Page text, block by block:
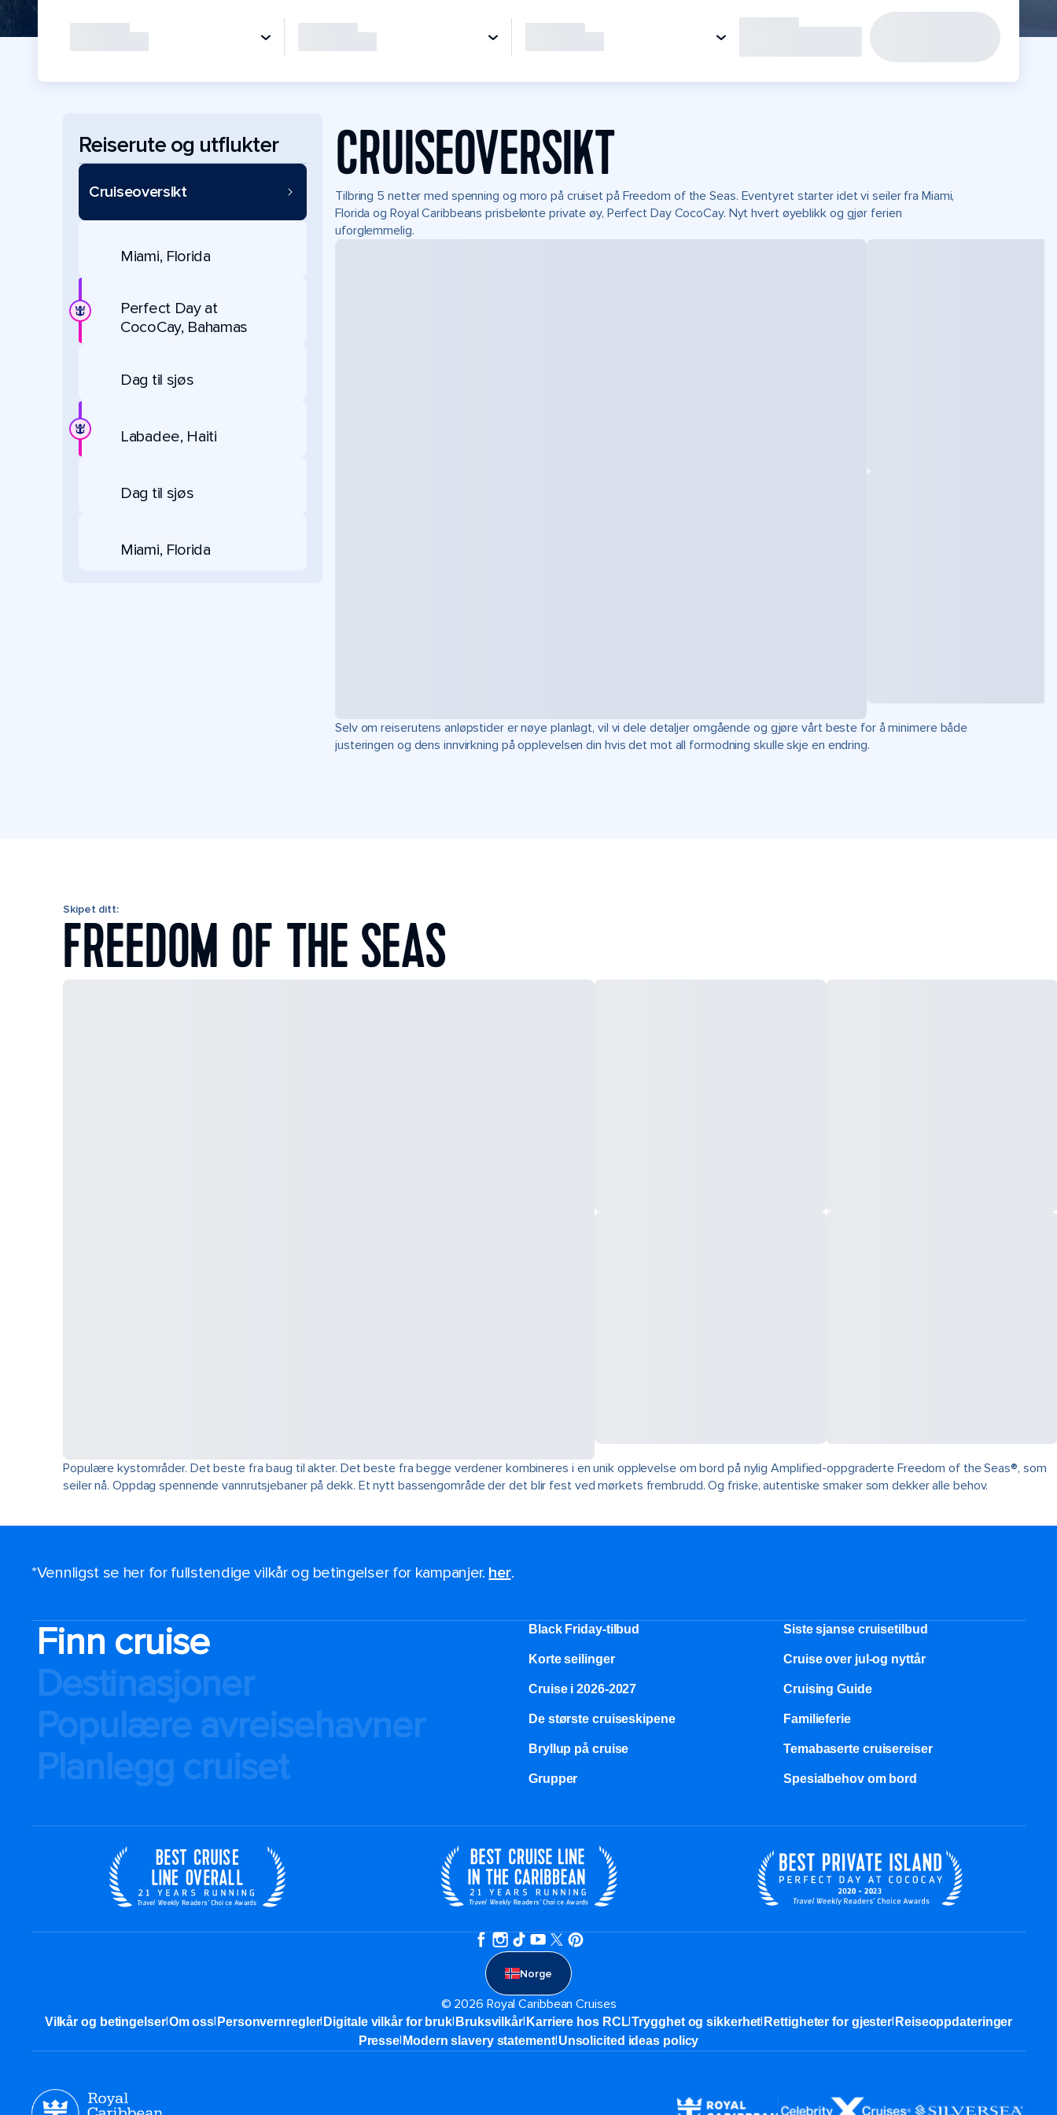
Reiserute og utflukter
Cruiseoversikt
Miami, Florida
Perfect Day at
CocoCay, Bahamas
Dag til sjøs
Labadee, Haiti
Dag til sjøs
Miami, Florida
CRUISEOVERSIKT
Tilbring 5 netter med spenning og moro på cruiset på Freedom of the Seas. Eventyret starter idet vi seiler fra Miami,
Florida og Royal Caribbeans prisbelønte private øy, Perfect Day CocoCay. Nyt hvert øyeblikk og gjør ferien
uforglemmelig.
Selv om reiserutens anløpstider er nøye planlagt, vil vi dele detaljer omgående og gjøre vårt beste for å minimere både
justeringen og dens innvirkning på opplevelsen din hvis det mot all formodning skulle skje en endring.
Skipet ditt:
FREEDOM OF THE SEAS
Populære kystområder. Det beste fra baug til akter. Det beste fra begge verdener kombineres i en unik opplevelse om bord på nylig Amplified-oppgraderte Freedom of the Seas®, som
seiler nå. Oppdag spennende vannrutsjebaner på dekk. Et nytt bassengområde der det blir fest ved mørkets frembrudd. Og friske, autentiske smaker som dekker alle behov.
*Vennligst se her for fullstendige vilkår og betingelser for kampanjer. her.
Finn cruise
Destinasjoner
Populære avreisehavner
Planlegg cruiset
Black Friday-tilbud Siste sjanse cruisetilbud
Korte seilinger Cruise over jul-og nyttår
Cruise i 2026-2027 Cruising Guide
De største cruiseskipene Familieferie
Bryllup på cruise Temabaserte cruisereiser
Grupper Spesialbehov om bord
Norge
© 2026 Royal Caribbean Cruises
Vilkår og betingelser|Om oss| Personvernregler| Digitale vilkår for bruk| Bruksvilkår| Karriere hos RCL|Trygghet og sikkerhet​| Rettigheter for gjester| Reiseoppdateringer
Presse| Modern slavery statement|Unsolicited ideas policy